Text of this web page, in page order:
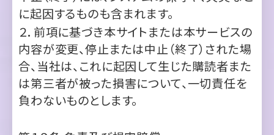
合、当社は、これに起因して生じた購読者また
は第三者が被った損害について、一切責任を
負わないものとします。
第１９条 免責及び損害賠償
１．本サイト及び本サービスに関する当社の利